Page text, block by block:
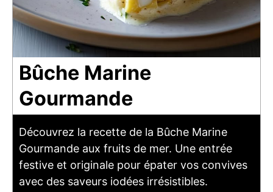
Bûche Marine
Gourmande
Découvrez la recette de la Bûche Marine
Gourmande aux fruits de mer. Une entrée
festive et originale pour épater vos convives
avec des saveurs iodées irrésistibles.